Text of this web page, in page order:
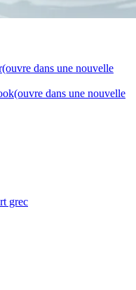
dans une nouvelle
dans une nouvelle
grec